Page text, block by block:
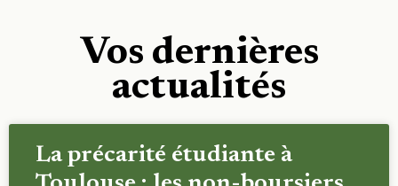
Vos dernières
actualités
La précarité étudiante à